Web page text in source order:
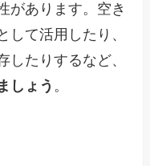
があります。空き
して活用したり、
したりするなど、
しょう 。